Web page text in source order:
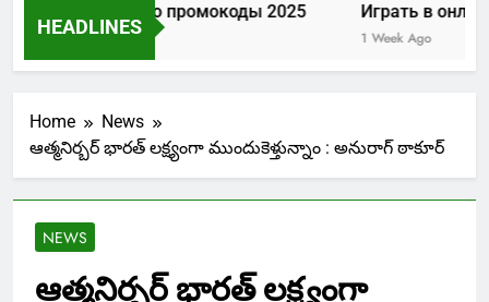
HEADLINES
Лев казино промокоды 2025
6 Days Ago
Играть в
1 Week Ago
Home
News
ఆత్మనిర్బర్ భారత్ లక్ష్యంగా ముందుకెళ్తున్నాం : అనురాగ్ ఠాకూర్
NEWS
ఆత్మనిర్బర్ భారత్ లక్ష్యంగా